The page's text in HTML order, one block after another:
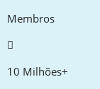
Membros
10 Milhões+